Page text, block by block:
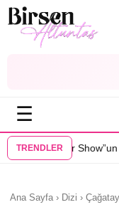
☰
TRENDLER
yıldızları Burak
Ana Sayfa › Dizi ›